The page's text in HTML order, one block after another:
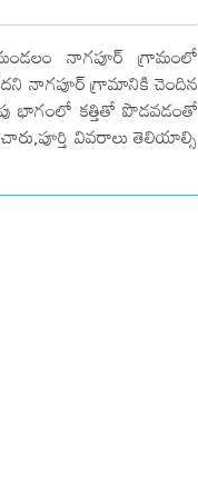
నాగపూర్ గ్రామంలో
నాగపూర్ గ్రామానికి చెందిన
భాగంలో కత్తితో పొడవడంతో
వివరాలు తెలియాల్సి